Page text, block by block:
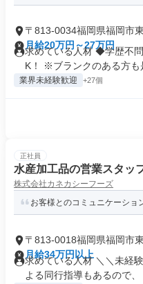
〒813-0034福岡県福岡市
月給20万円～27万円
求めている人材 ◆学歴不
K！ ※ブランクのある方も
業界未経験歓迎 +27個
正社員
水産加工品の営業スタッ
株式会社カネカシーフーズ
お客様とのコミュニケーシ
〒813-0018福岡県福岡市
月給34万円以上
求めている人材 ＼＼未経
よる同行指導もあるので、